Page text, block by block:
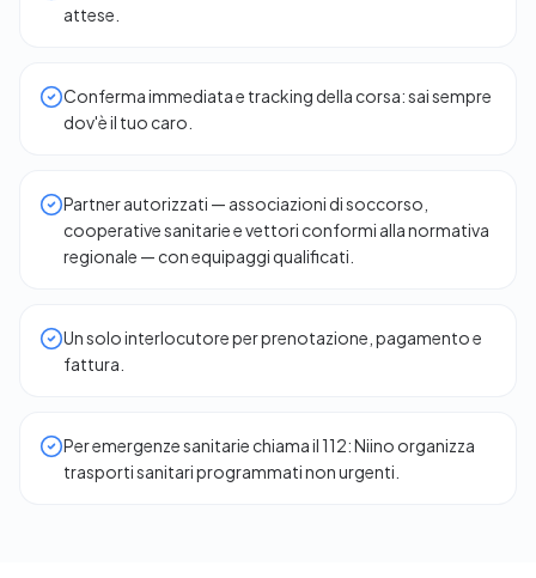
attese.
Conferma immediata e tracking della corsa: sai sempre
dov'è il tuo caro.
Partner autorizzati — associazioni di soccorso,
cooperative sanitarie e vettori conformi alla normativa
regionale — con equipaggi qualificati.
Un solo interlocutore per prenotazione, pagamento e
fattura.
Per emergenze sanitarie chiama il 112: Niino organizza
trasporti sanitari programmati non urgenti.